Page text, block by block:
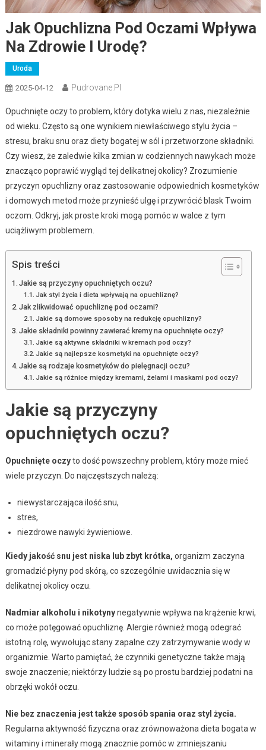
Jak Opuchlizna Pod Oczami Wpływa
Na Zdrowie I Urodę?
Uroda
2025-04-12 Pudrovane.pl
Opuchnięte oczy to problem, który dotyka wielu z nas, niezależnie
od wieku. Często są one wynikiem niewłaściwego stylu życia –
stresu, braku snu oraz diety bogatej w sól i przetworzone składniki.
Czy wiesz, że zaledwie kilka zmian w codziennych nawykach może
znacząco poprawić wygląd tej delikatnej okolicy? Zrozumienie
przyczyn opuchlizny oraz zastosowanie odpowiednich kosmetyków
i domowych metod może przynieść ulgę i przywrócić blask Twoim
oczom. Odkryj, jak proste kroki mogą pomóc w walce z tym
uciążliwym problemem.
Spis treści
Jakie są przyczyny opuchniętych oczu?
Jak styl życia i dieta wpływają na opuchliznę?
Jak zlikwidować opuchliznę pod oczami?
Jakie są domowe sposoby na redukcję opuchlizny?
Jakie składniki powinny zawierać kremy na opuchnięte oczy?
Jakie są aktywne składniki w kremach pod oczy?
Jakie są najlepsze kosmetyki na opuchnięte oczy?
Jakie są rodzaje kosmetyków do pielęgnacji oczu?
Jakie są różnice między kremami, żelami i maskami pod oczy?
Jakie są przyczyny
opuchniętych oczu?
Opuchnięte oczyto dość powszechny problem, który może mieć
wiele przyczyn. Do najczęstszych należą:
niewystarczająca ilość snu,
stres,
niezdrowe nawyki żywieniowe.
Kiedy jakość snu jest niska lub zbyt krótka, organizm zaczyna
gromadzić płyny pod skórą, co szczególnie uwidacznia się w
delikatnej okolicy oczu.
Nadmiar alkoholu i nikotynynegatywnie wpływa na krążenie krwi,
co może potęgować opuchliznę. Alergie również mogą odegrać
istotną rolę, wywołując stany zapalne czy zatrzymywanie wody w
organizmie. Warto pamiętać, że czynniki genetyczne także mają
swoje znaczenie; niektórzy ludzie są po prostu bardziej podatni na
obrzęki wokół oczu.
Nie bez znaczenia jest także sposób spania oraz styl życia.
Regularna aktywność fizyczna oraz zrównoważona dieta bogata w
witaminy i minerały mogą znacznie pomóc w zmniejszaniu